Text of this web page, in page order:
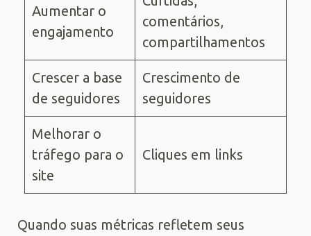
Aumentar o
engajamento
comentários,
compartilhamentos
Crescer a base
de seguidores
Crescimento de
seguidores
Melhorar o
tráfego para o
site
Cliques em links
Quando suas métricas refletem seus